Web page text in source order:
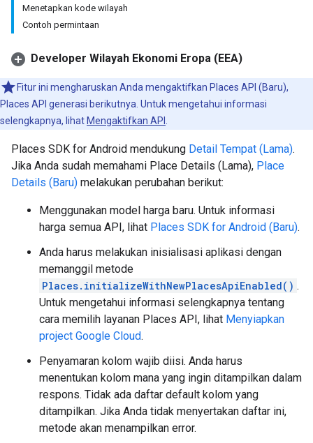
Menetapkan kode wilayah
Contoh permintaan
Developer Wilayah Ekonomi Eropa (EEA)
Fitur ini mengharuskan Anda mengaktifkan Places API (Baru),
Places API generasi berikutnya. Untuk mengetahui informasi
selengkapnya, lihat Mengaktifkan API
Places SDK for Android mendukung Detail Tempat (Lama).
Jika Anda sudah memahami Place Details (Lama), Place
Details (Baru) melakukan perubahan berikut:
Menggunakan model harga baru. Untuk informasi
harga semua API, lihat Places SDK for Android (Baru).
Anda harus melakukan inisialisasi aplikasi dengan
memanggil metode
Places.initializeWithNewPlacesApiEnabled() .
Untuk mengetahui informasi selengkapnya tentang
cara memilih layanan Places API, lihat Menyiapkan
project Google Cloud.
Penyamaran kolom wajib diisi. Anda harus
menentukan kolom mana yang ingin ditampilkan dalam
respons. Tidak ada daftar default kolom yang
ditampilkan. Jika Anda tidak menyertakan daftar ini,
metode akan menampilkan error.